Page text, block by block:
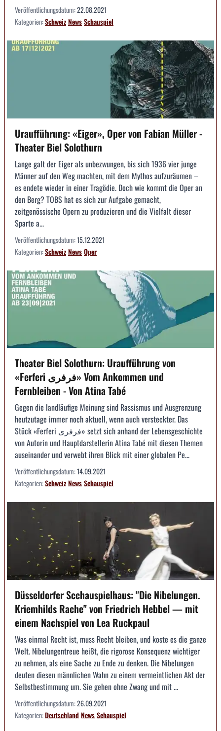
Veröffentlichungsdatum:22.08.2021
Kategorien:SchweizNewsSchauspiel
Uraufführung: «Eiger», Oper von Fabian Müller -
Theater Biel Solothurn
Lange galt der Eiger als unbezwungen, bis sich 1936 vier junge
Männer auf den Weg machten, mit dem Mythos aufzuräumen –
es endete wieder in einer Tragödie. Doch wie kommt die Oper an
den Berg? TOBS hat es sich zur Aufgabe gemacht,
zeitgenössische Opern zu produzieren und die Vielfalt dieser
Sparte a...
Veröffentlichungsdatum:15.12.2021
Kategorien:SchweizNewsOper
Theater Biel Solothurn: Uraufführung von
«Ferferi فرفری» Vom Ankommen und
Fernbleiben - Von Atina Tabé
Gegen die landläufige Meinung sind Rassismus und Ausgrenzung
heutzutage immer noch aktuell, wenn auch versteckter. Das
Stück «Ferferi فرفری» setzt sich anhand der Lebensgeschichte
von Autorin und Hauptdarstellerin Atina Tabé mit diesen Themen
auseinander und verwebt ihren Blick mit einer globalen Pe...
Veröffentlichungsdatum:14.09.2021
Kategorien:SchweizNewsSchauspiel
Düsseldorfer Scchauspielhaus: "Die Nibelungen.
Kriemhilds Rache" von Friedrich Hebbel — mit
einem Nachspiel von Lea Ruckpaul
Was einmal Recht ist, muss Recht bleiben, und koste es die ganze
Welt. Nibelungentreue heißt, die rigorose Konsequenz wichtiger
zu nehmen, als eine Sache zu Ende zu denken. Die Nibelungen
deuten diesen männlichen Wahn zu einem vermeintlichen Akt der
Selbstbestimmung um. Sie gehen ohne Zwang und mit ...
Veröffentlichungsdatum:26.09.2021
Kategorien:DeutschlandNewsSchauspiel